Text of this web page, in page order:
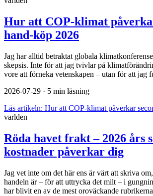
Hur att COP-klimat
hand-köp 2026
Jag har alltid betraktat globala
skepsis. Inte för att jag tvivlar på
vore att förneka vetenskapen – utan för att jag
2026-07-29 · 5 min läsning
Läs artikeln: Hur att COP-klimat påverkar
varlden
Röda havet frakt – 2026 års
kostnader påverkar dig
Jag vet inte om det här ens är värt att skriva
handeln är – för att uttrycka det milt – i
har blivit en av de mest oroväckande